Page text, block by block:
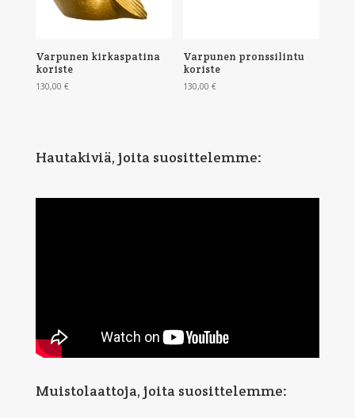
Varpunen kirkaspatina
koriste
130,00 €
Varpunen pronssilintu
koriste
130,00€
Hautakiviä, joita suosittelemme:
Muistolaattoja, joita suosittelemme: